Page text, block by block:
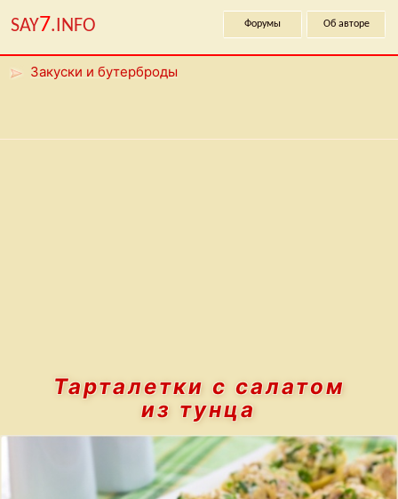
SAY7.INFO Форумы Об авторе
Закуски и бутерброды
Тарталетки с салатом
из тунца